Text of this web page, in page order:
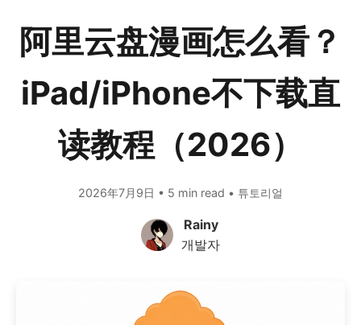
阿里云盘漫画怎么看？
iPad/iPhone不下载直
读教程（2026）
2026年7月9日 • 5 min read • 튜토리얼
Rainy
개발자